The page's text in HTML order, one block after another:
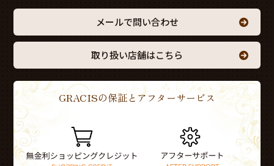
メールで問い合わせ
取り扱い店舗はこちら
GRACISの保証とアフターサービス